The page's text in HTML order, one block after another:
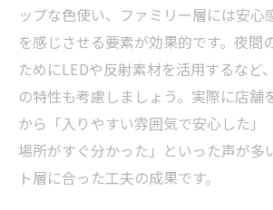
ップな色使い、ファミリー層には安心
を感じさせる要素が効果的です。夜間
ためにLEDや反射素材を活用するなど
の特性も考慮しましょう。実際に店舗
から「入りやすい雰囲気で安心した」
場所がすぐ分かった」といった声が多
ト層に合った工夫の成果です。